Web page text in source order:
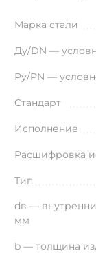
Марка стали
Ду/DN —
Ру/PN —
Стандарт
Исполнение
Расшифровка
Тип
dв —
мм
b — толщина